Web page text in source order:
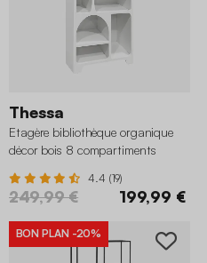
Thessa
Etagère bibliothèque organique
décor bois 8 compartiments
4.4 (19)
249,99 € 199,99 €
BON PLAN -20%